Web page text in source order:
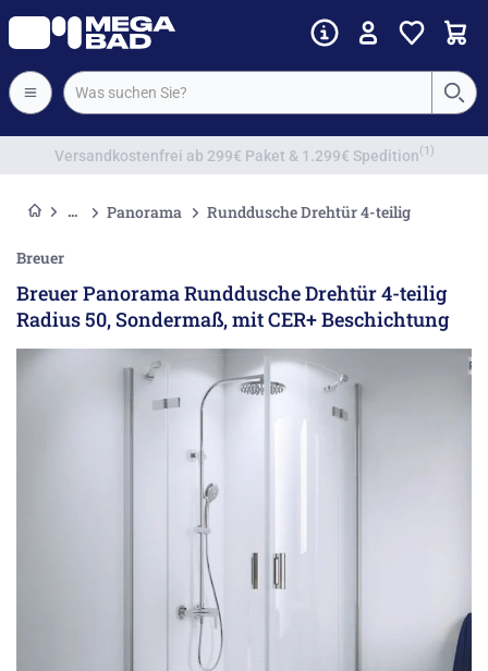
Vorkassenrabatt
Panorama Runddusche Drehtür 4-teilig
Breuer
Breuer Panorama Runddusche Drehtür 4-teilig
Radius 50, Sondermaß, mit CER+ Beschichtung